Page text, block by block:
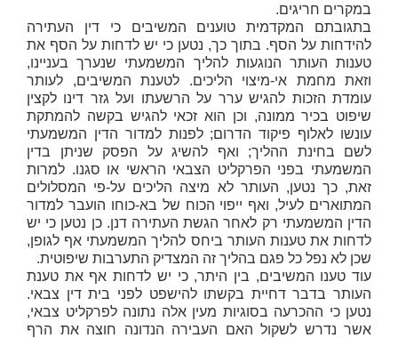
במקרים חריגים.
בתגובתם המקדמית טוענים המשיבים כי דין העתירה
להידחות על הסף. בתוך כך, נטען כי יש לדחות על הסף את
טענות העותר הנוגעות להליך המשמעתי שנערך בעניינו,
וזאת מחמת אי-מיצוי הליכים. לטענת המשיבים, לעותר
עומדת הזכות להגיש ערר על הרשעתו ועל גזר דינו לקצין
שיפוט בכיר ממונה, וכן הוא זכאי להגיש בקשה להמתקת
עונשו לאלוף פיקוד הדרום; לפנות למדור הדין המשמעתי
לשם בחינת ההליך; ואף להשיג על הפסק שניתן בדין
המשמעתי בפני הפרקליט הצבאי הראשי או סגנו. למרות
זאת, כך נטען, העותר לא מיצה הליכים על-פי המסלולים
המתוארים לעיל, ואף ייפוי הכוח של בא-כוחו הועבר למדור
הדין המשמעתי רק לאחר הגשת העתירה דנן. כן נטען כי יש
לדחות את טענות העותר ביחס להליך המשמעתי אף לגופן,
שכן לא נפל כל פגם בהליך זה המצדיק התערבות שיפוטית.
עוד טענו המשיבים, בין היתר, כי יש לדחות אף את טענת
העותר בדבר דחיית בקשתו להישפט לפני בית דין צבאי.
נטען כי ההכרעה בסוגיות מעין אלה נתונה לפרקליט צבאי,
אשר נדרש לשקול האם העבירה הנדונה חוצה את הרף